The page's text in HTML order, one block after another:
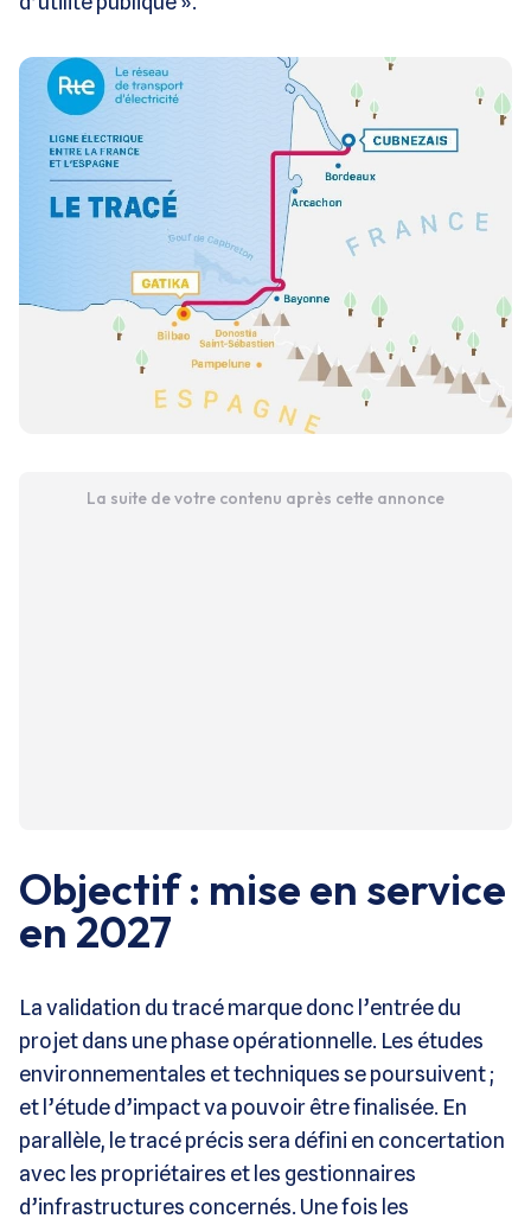
La suite de votre contenu après cette annonce
Objectif : mise en service
en 2027
La validation du tracé marque donc l’entrée du
projet dans une phase opérationnelle. Les études
environnementales et techniques se poursuivent ;
et l’étude d’impact va pouvoir être finalisée. En
parallèle, le tracé précis sera défini en concertation
avec les propriétaires et les gestionnaires
d’infrastructures concernés. Une fois les